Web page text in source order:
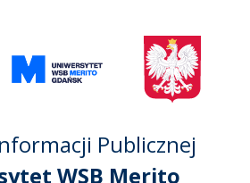
menu
serwisu
Publicznej
WSB Merito